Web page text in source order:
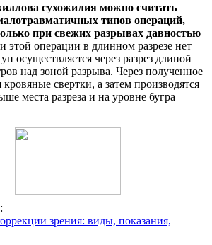
сухожилия можно считать
типов операций,
при свежих разрывах давностью
этой операции в длинном разрезе нет
осуществляется через разрез длиной
над зоной разрыва. Через полученное
кровяные свертки, а затем производятся
места разреза и на уровне бугра
зрения: виды, показания,